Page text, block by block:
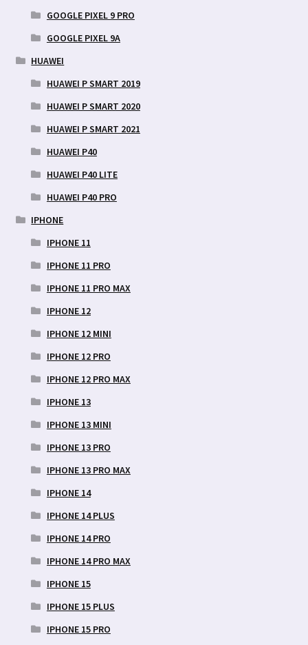
GOOGLE PIXEL 9 PRO
GOOGLE PIXEL 9A
HUAWEI
HUAWEI P SMART 2019
HUAWEI P SMART 2020
HUAWEI P SMART 2021
HUAWEI P40
HUAWEI P40 LITE
HUAWEI P40 PRO
IPHONE
IPHONE 11
IPHONE 11 PRO
IPHONE 11 PRO MAX
IPHONE 12
IPHONE 12 MINI
IPHONE 12 PRO
IPHONE 12 PRO MAX
IPHONE 13
IPHONE 13 MINI
IPHONE 13 PRO
IPHONE 13 PRO MAX
IPHONE 14
IPHONE 14 PLUS
IPHONE 14 PRO
IPHONE 14 PRO MAX
IPHONE 15
IPHONE 15 PLUS
IPHONE 15 PRO